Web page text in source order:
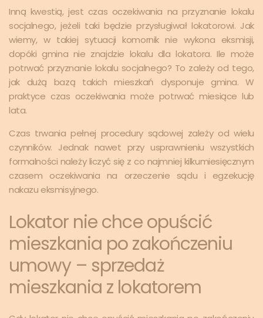
Inną kwestią, jest czas oczekiwania na przyznanie lokalu
socjalnego, jeżeli taki będzie przysługiwał lokatorowi. Jak
wiemy, w takiej sytuacji komornik nie wykona eksmisji,
dopóki gmina nie znajdzie lokalu dla lokatora. Ile może
potrwać przyznanie lokalu socjalnego? To zależy od tego,
jak dużą bazą takich mieszkań dysponuje gmina. W
praktyce czas oczekiwania może potrwać miesiące lub
lata.
Czas trwania pełnej procedury sądowej zależy od wielu
czynników. Jednak nawet przy usprawnieniu wszystkich
formalności należy liczyć się z co najmniej kilkumiesięcznym
czasem oczekiwania na orzeczenie sądu i egzekucję
nakazu eksmisyjnego.
Lokator nie chce opuścić
mieszkania po zakończeniu
umowy – sprzedaż
mieszkania z lokatorem